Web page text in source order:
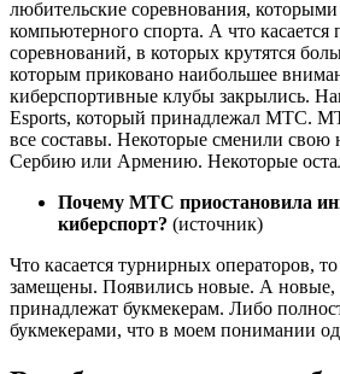
любительские соревнования,
компьютерного спорта. А что
соревнований, в которых крутятся
которым приковано наибольшее
киберспортивные клубы закрылись.
Esports, который принадлежал МТС.
все составы. Некоторые сменили
Сербию или Армению. Некоторые
Почему МТС приостановила
киберспорт? (источник)
Что касается турнирных операторов,
замещены. Появились новые. А новые,
принадлежат букмекерам. Либо
букмекерами, что в моем понимании